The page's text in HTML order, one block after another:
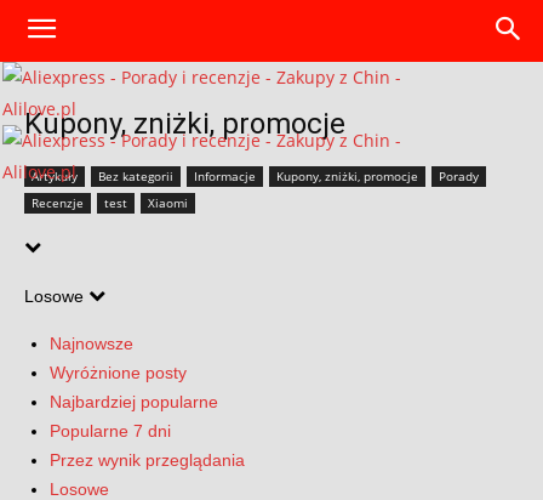
Kupony, zniżki, promocje
Artykuły Bez kategorii Informacje Kupony, zniżki, promocje
Porady
Recenzje
test Xiaomi
Losowe
Najnowsze
Wyróżnione posty
Najbardziej popularne
Popularne 7 dni
Przez wynik przeglądania
Losowe